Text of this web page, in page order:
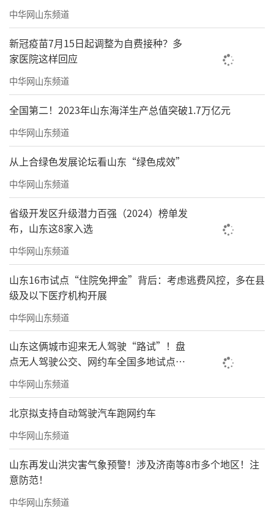
中华网山东频道
新冠疫苗7月15日起调整为自费接种？多
家医院这样回应
中华网山东频道
全国第二！2023年山东海洋生产总值突破1.7万亿元
中华网山东频道
从上合绿色发展论坛看山东“绿色成效”
中华网山东频道
省级开发区升级潜力百强（2024）榜单发
布，山东这8家入选
中华网山东频道
山东16市试点“住院免押金”背后：考虑逃费风控，多在县
级及以下医疗机构开展
中华网山东频道
山东这俩城市迎来无人驾驶“路试”！盘
点无人驾驶公交、网约车全国多地试点之
路
中华网山东频道
北京拟支持自动驾驶汽车跑网约车
中华网山东频道
山东再发山洪灾害气象预警！涉及济南等8市多个地区！注
意防范！
中华网山东频道